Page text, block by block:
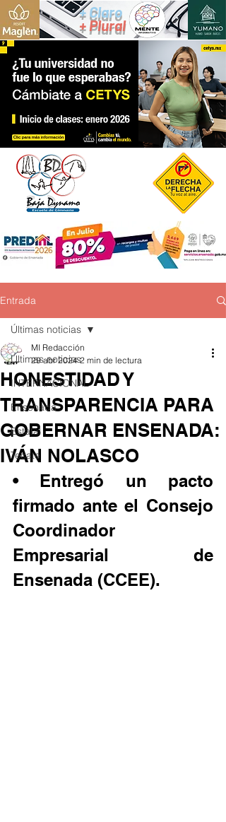
+ Claro
+ Plural
Entrada
Últimas noticias
INTERNACIONAL
Ensenada
Estatal
Tecate
Últimas noticias
HONESTIDAD Y
TRANSPARENCIA PARA
GOBERNAR ENSENADA:
IVÁN NOLASCO
MI Redacción
29 abr 2024 2 min de lectura
• Entregó un pacto
firmado ante el Consejo
Coordinador
Empresarial de
Ensenada (CCEE).